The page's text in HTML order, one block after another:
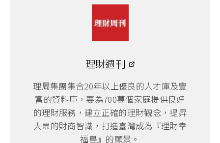
理財週刊
理周集團集合20年以上優良的人才庫及豐
富的資料庫，要為700萬個家庭提供良好
的理財服務，建立正確的理財觀念，提昇
大眾的財商智識，打造臺灣成為『理財幸
福島』的願景。